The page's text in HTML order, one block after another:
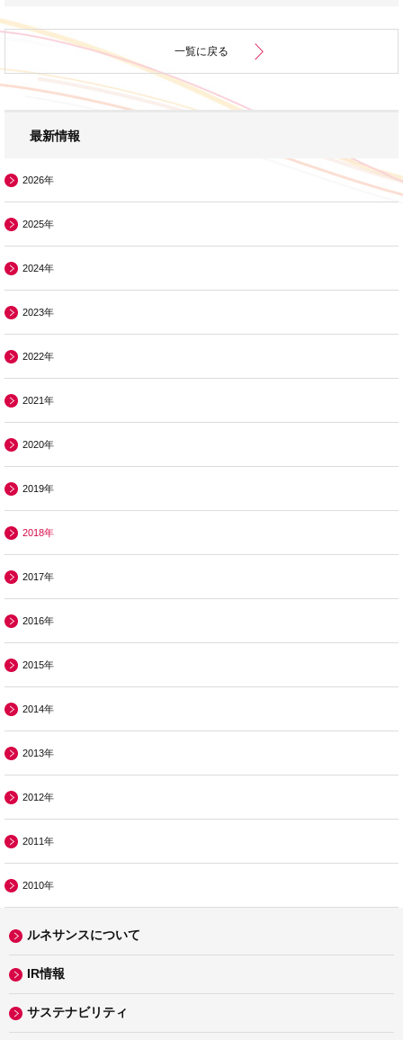
一覧に戻る
最新情報
2026年
2025年
2024年
2023年
2022年
2021年
2020年
2019年
2018年
2017年
2016年
2015年
2014年
2013年
2012年
2011年
2010年
ルネサンスについて
IR情報
サステナビリティ